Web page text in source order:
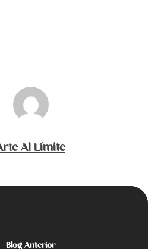
Al Límite
Blog Anterior